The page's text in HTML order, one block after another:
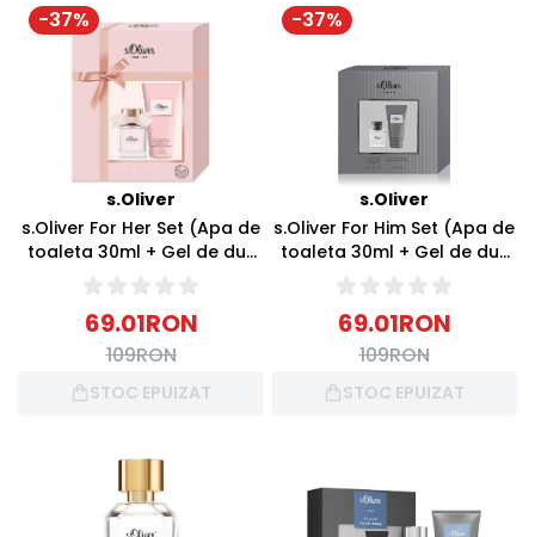
-37%
s.Oliver
s.Oliver For Her Set (Apa de
toaleta 30ml + Gel de dus
75ml)
69.01RON
109RON
STOC EPUIZAT
-37%
s.Oliver
s.Oliver For Him Set (Apa de
toaleta 30ml + Gel de dus
75ml)
69.01RON
109RON
STOC EPUIZAT